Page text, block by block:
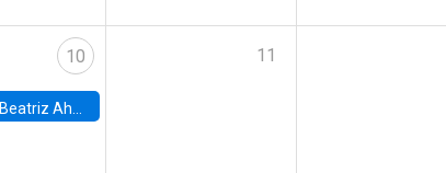
10
Beatriz Ahumada, PhD candidate, Universidad de Pittsburgh
11